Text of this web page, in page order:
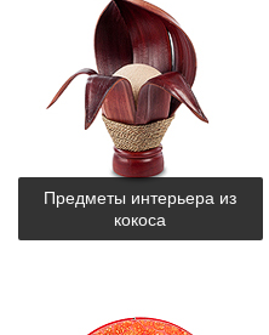
Предметы интерьера из
кокоса